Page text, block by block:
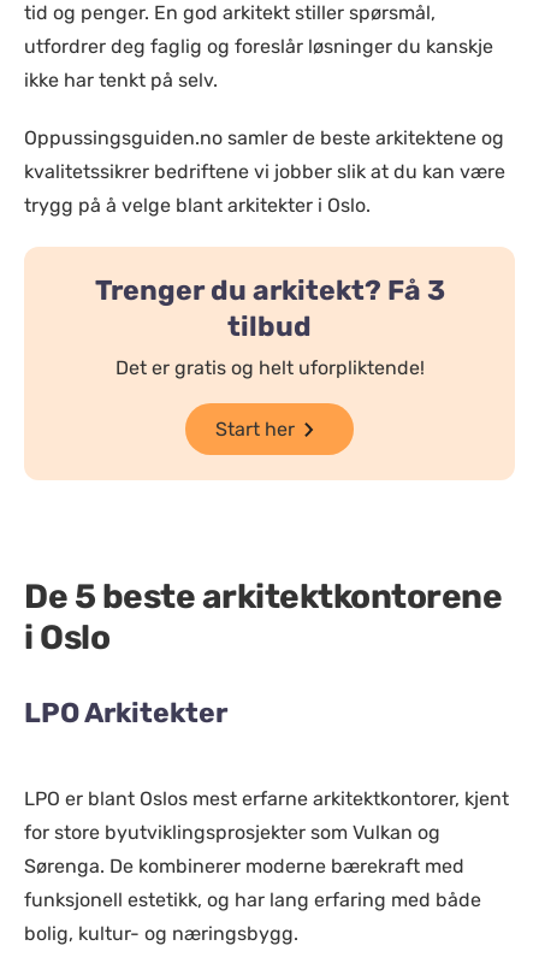
tid og penger. En god arkitekt stiller spørsmål,
utfordrer deg faglig og foreslår løsninger du kanskje
ikke har tenkt på selv.
Oppussingsguiden.no samler de beste arkitektene og
kvalitetssikrer bedriftene vi jobber slik at du kan være
trygg på å velge blant arkitekter i Oslo.
Trenger du arkitekt? Få 3
tilbud
Det er gratis og helt uforpliktende!
Start her
De 5 beste arkitektkontorene
i Oslo
LPO Arkitekter
LPO er blant Oslos mest erfarne arkitektkontorer, kjent
for store byutviklingsprosjekter som Vulkan og
Sørenga. De kombinerer moderne bærekraft med
funksjonell estetikk, og har lang erfaring med både
bolig, kultur- og næringsbygg.